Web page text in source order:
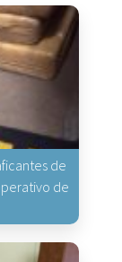
de
de